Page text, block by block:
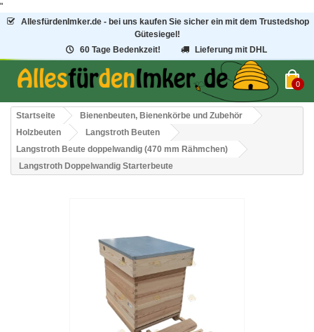
"
AllesfürdenImker.de - bei uns kaufen Sie sicher ein mit dem Trustedshop
Gütesiegel!
60 Tage Bedenkzeit!
Lieferung mit DHL
0
Startseite
Bienenbeuten, Bienenkörbe und Zubehör
Holzbeuten
Langstroth Beuten
Langstroth Beute doppelwandig (470 mm Rähmchen)
Langstroth Doppelwandig Starterbeute